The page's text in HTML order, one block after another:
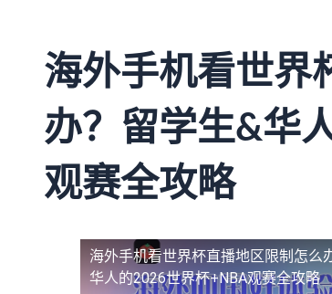
海外手机看世界
办？留学生&华
观赛全攻略
海外手机看世界杯直播地区限制怎么
华人的2026世界杯+NBA观赛全攻略